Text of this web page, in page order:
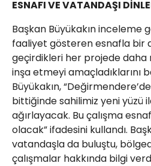
ESNAFI VE VATANDAŞI
Başkan Büyükakın inceleme
faaliyet gösteren esnafla bir
geçirdikleri her projede
inşa etmeyi amaçladıklarını
Büyükakın,
bittiğinde sahilimiz yeni yüzü
ağırlayacak. Bu çalışma
olacak” ifadesini kullandı.
vatandaşla da buluştu,
çalışmalar hakkında bilgi